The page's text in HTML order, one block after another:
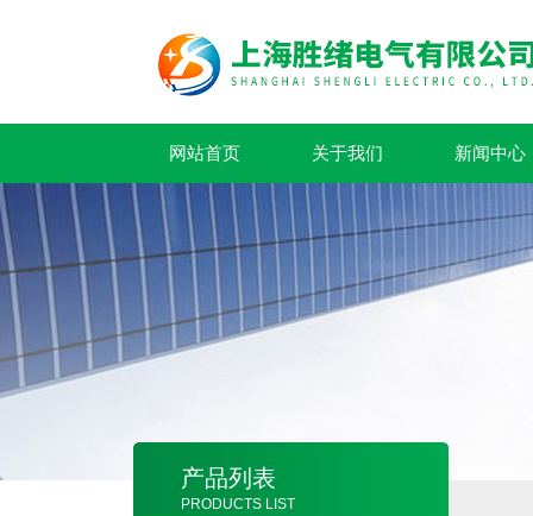
网站首页 关于我们 新闻中心
产品列表
PRODUCTS LIST